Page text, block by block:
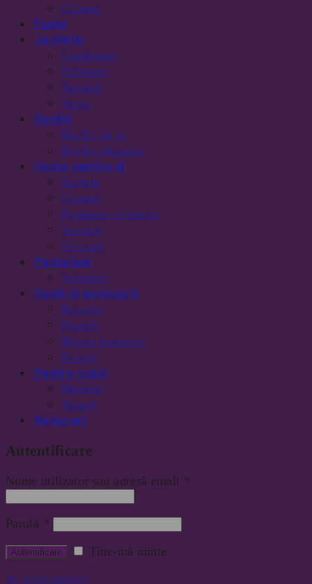
Camasi
Fuste
Jachete
Cardigane
Paltoane
Sacouri
Veste
Rochii
Rochii de zi
Rochii elegante
Haine pentru el
Jachete
Camasi
Papioane si butoni
Sacouri
Tricouri
Pantaloni
Salopete
Genti si accesorii
Borsete
Pantofi
Masca protectie
Palarii
Pentru copii
Hainute
Jucarii
Reduceri
Autentificare
Nume utilizator sau adresă email *
Parolă *
Ține-mă minte
Ai uitat parola?